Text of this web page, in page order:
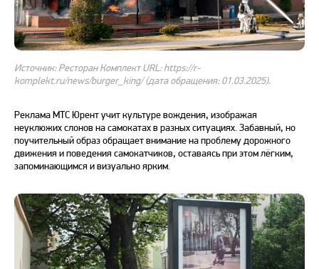
Источник: Ресторан Комплект URL: https://r-
komplekt.ru/news/burger_king/ (дата обращения: 01.03.2025).
Реклама МТС Юрент учит культуре вождения, изображая
неуклюжих слонов на самокатах в разных ситуациях. Забавный, но
поучительный образ обращает внимание на проблему дорожного
движения и поведения самокатчиков, оставаясь при этом лёгким,
запоминающимся и визуально ярким.